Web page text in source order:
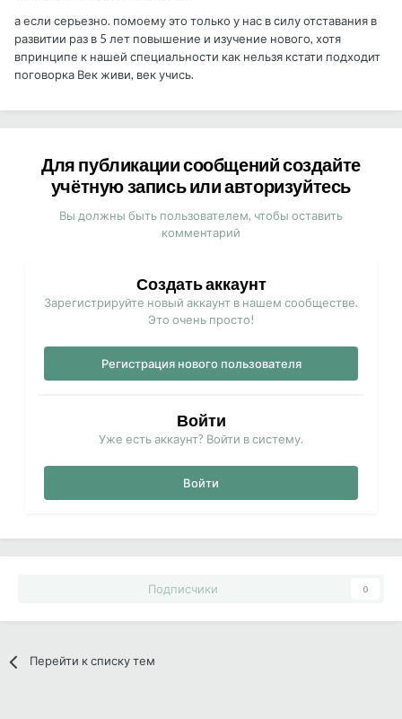
а если серьезно. помоему это только у нас в силу отставания в
развитии раз в 5 лет повышение и изучение нового, хотя
впринципе к нашей специальности как нельзя кстати подходит
поговорка Век живи, век учись.
Для публикации сообщений создайте
учётную запись или авторизуйтесь
Вы должны быть пользователем, чтобы оставить
комментарий
Создать аккаунт
Зарегистрируйте новый аккаунт в нашем сообществе.
Это очень просто!
Регистрация нового пользователя
Войти
Уже есть аккаунт? Войти в систему.
Войти
Подписчики 0
Перейти к списку тем